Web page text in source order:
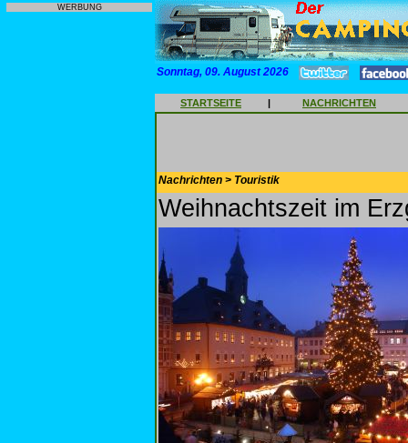
WERBUNG
Sonntag, 09. August 2026
STARTSEITE | NACHRICHTEN
Nachrichten > Touristik
Weihnachtszeit im